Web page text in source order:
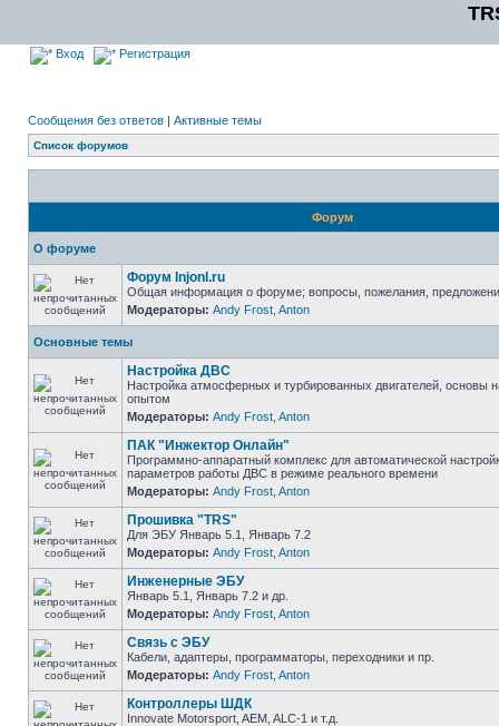
Вход Регистрация
Сообщения без ответов | Активные темы
Список форумов
Форум
О форуме
Форум Injonl.ru
Общая информация о форуме; вопросы, пожелания,
Модераторы: Andy Frost Anton
Основные темы
Настройка ДВС
Настройка атмосферных и турбированных двигателей, основы
опытом
Модераторы: Andy Frost Anton
ПАК "Инжектор Онлайн"
Программно-аппаратный комплекс для автоматической
параметров работы ДВС в режиме реального времени
Модераторы: Andy Frost Anton
Прошивка "TRS"
Для ЭБУ Январь 5.1, Январь 7.2
Модераторы: Andy Frost Anton
Инженерные ЭБУ
Январь 5.1, Январь 7.2 и др.
Модераторы: Andy Frost Anton
Связь с ЭБУ
Кабели, адаптеры, программаторы, переходники и пр.
Модераторы: Andy Frost Anton
Контроллеры ШДК
Innovate Motorsport, AEM, ALC-1 и т.д.